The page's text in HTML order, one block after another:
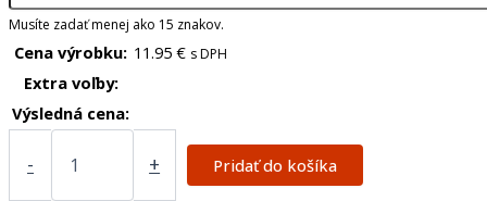
Musíte zadať menej ako 15 znakov.
Cena výrobku: 11.95 € s DPH
Extra voľby:
Výsledná cena:
- + Pridať do košíka